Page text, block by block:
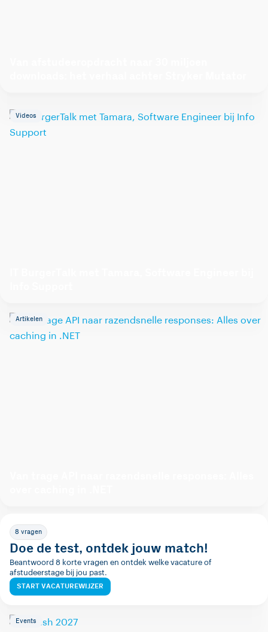
Videos
Artikelen
8 vragen
Doe de test, ontdek jouw match!
Beantwoord 8 korte vragen en ontdek welke vacature of
afstudeerstage bij jou past.
START VACATUREWIJZER
Events